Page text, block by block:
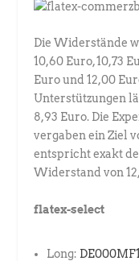
Die Widerstände
10,60 Euro, 10,73
Euro und 12,00
Unterstützungen
8,93 Euro. Die
vergaben ein Ziel
entspricht exakt
Widerstand von
flatex-select
Long: